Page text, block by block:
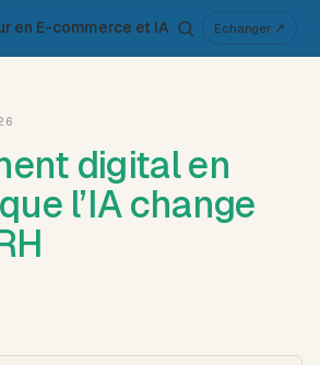
en E-commerce et IA
Travaux Voix À propos Atelier IA Métiers
Échanger ↗
digital en
l’IA change